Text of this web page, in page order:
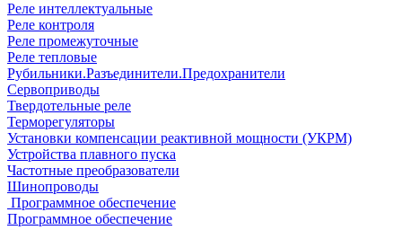
Реле интеллектуальные
Реле контроля
Реле промежуточные
Реле тепловые
Рубильники.Разъединители.Предохранители
Сервоприводы
Твердотельные реле
Терморегуляторы
Установки компенсации реактивной мощности (УКРМ)
Устройства плавного пуска
Частотные преобразователи
Шинопроводы
Программное обеспечение
Программное обеспечение